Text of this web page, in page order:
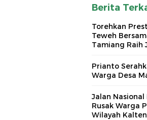
Berita
Torehkan
Teweh
Tamiang Raih
Prianto
Warga Desa
Jalan Nasional
Rusak Warga
Wilayah